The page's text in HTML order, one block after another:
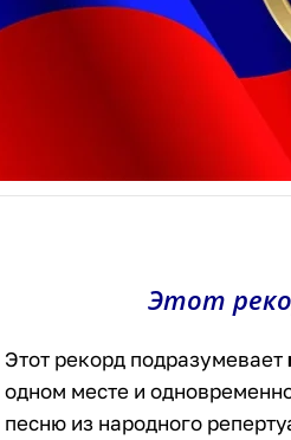
Этот
Этот рекорд подразумевает
одном месте и
песню из народного